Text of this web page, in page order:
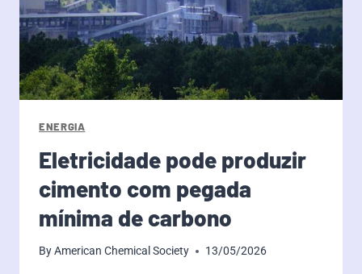
ENERGIA
Eletricidade pode produzir
cimento com pegada
mínima de carbono
ByAmerican Chemical Society 13/05/2026